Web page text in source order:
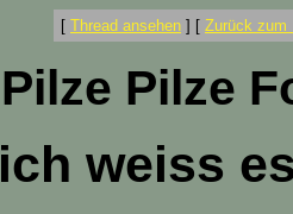
[ Thread ansehen ] [ Zurück zum
Pilze Pilze
ich weiss